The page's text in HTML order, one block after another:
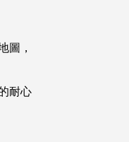
圖，
耐心